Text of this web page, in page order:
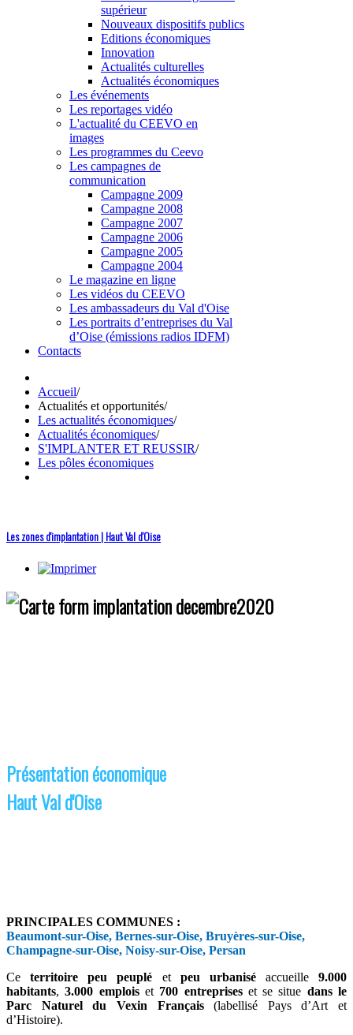
supérieur
Nouveaux dispositifs publics
Editions économiques
Innovation
Actualités culturelles
Actualités économiques
Les événements
Les reportages vidéo
L'actualité du CEEVO en
images
Les programmes du Ceevo
Les campagnes de
communication
Campagne 2009
Campagne 2008
Campagne 2007
Campagne 2006
Campagne 2005
Campagne 2004
Le magazine en ligne
Les vidéos du CEEVO
Les ambassadeurs du Val d'Oise
Les portraits d’entreprises du Val
d’Oise (émissions radios IDFM)
Contacts
Accueil/
Actualités et opportunités/
Les actualités économiques/
Actualités économiques/
S'IMPLANTER ET REUSSIR/
Les pôles économiques
Les zones d'implantation | Haut Val d'Oise
Présentation économique
Haut Val d'Oise
PRINCIPALES COMMUNES :
Beaumont-sur-Oise, Bernes-sur-Oise, Bruyères-sur-Oise,
Champagne-sur-Oise, Noisy-sur-Oise, Persan
Ceterritoire peu peuplé et peu urbaniséaccueille 9.000
habitants,3.000 emploiset 700 entrepriseset se situe dans le
Parc Naturel du Vexin Français(labellisé Pays d’Art et
d’Histoire).